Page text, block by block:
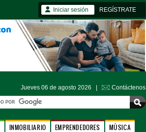
Iniciar sesión REGÍSTRATE
Jueves 06 de agosto 2026 | Contáctenos
INMOBILIARIO EMPRENDEDORES MÚSICA